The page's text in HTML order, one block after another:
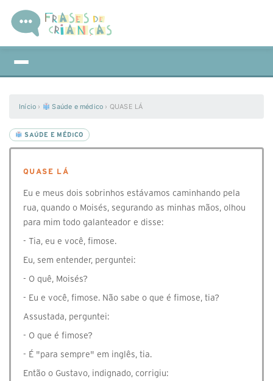
Início › Saúde e médico › QUASE LÁ
SAÚDE E MÉDICO
QUASE LÁ
Eu e meus dois sobrinhos estávamos caminhando pela
rua, quando o Moisés, segurando as minhas mãos, olhou
para mim todo galanteador e disse:
- Tia, eu e você, fimose.
Eu, sem entender, perguntei:
- O quê, Moisés?
- Eu e você, fimose. Não sabe o que é fimose, tia?
Assustada, perguntei:
- O que é fimose?
- É "para sempre" em inglês, tia.
Então o Gustavo, indignado, corrigiu: